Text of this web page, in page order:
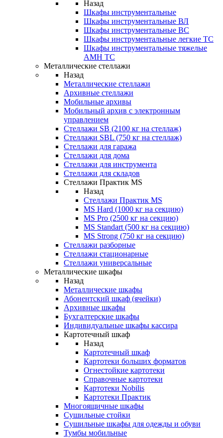
Назад
Шкафы инструментальные
Шкафы инструментальные ВЛ
Шкафы инструментальные ВС
Шкафы инструментальные легкие ТС
Шкафы инструментальные тяжелые
AMH TC
Металлические стеллажи
Назад
Металлические стеллажи
Архивные стеллажи
Мобильные архивы
Мобильный архив с электронным
управлением
Стеллажи SB (2100 кг на стеллаж)
Стеллажи SBL (750 кг на стеллаж)
Стеллажи для гаража
Стеллажи для дома
Стеллажи для инструмента
Стеллажи для складов
Стеллажи Практик MS
Назад
Стеллажи Практик MS
MS Hard (1000 кг на секцию)
MS Pro (2500 кг на секцию)
MS Standart (500 кг на секцию)
MS Strong (750 кг на секцию)
Стеллажи разборные
Стеллажи стационарные
Стеллажи универсальные
Металлические шкафы
Назад
Металлические шкафы
Абонентский шкаф (ячейки)
Архивные шкафы
Бухгалтерские шкафы
Индивидуальные шкафы кассира
Картотечный шкаф
Назад
Картотечный шкаф
Картотеки больших форматов
Огнестойкие картотеки
Справочные картотеки
Картотеки Nobilis
Картотеки Практик
Многоящичные шкафы
Сушильные стойки
Сушильные шкафы для одежды и обуви
Тумбы мобильные